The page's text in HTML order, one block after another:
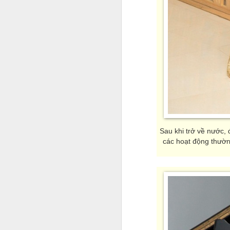
Sau khi trở về nước,
các hoạt động